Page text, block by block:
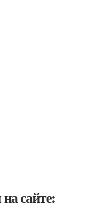
сайте: